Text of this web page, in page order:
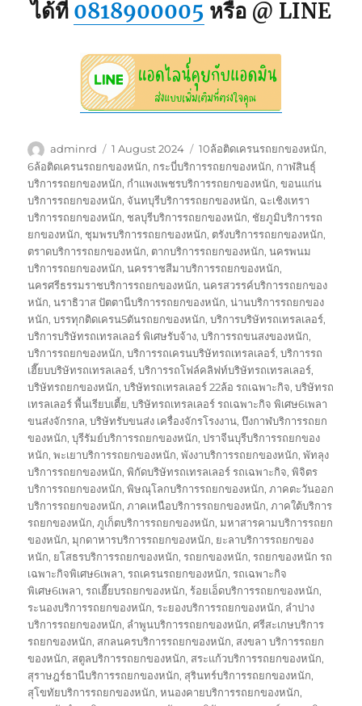
ได้ที่ 0818900005 หรือ @ LINE
Author
adminrd
Posted
on
1 August 2024 Tags
10ล้อติดเครนรถยกของหนัก,
6ล้อติดเครนรถยกของหนัก, กระบี่บริการรถยกของหนัก, กาฬสินธุ์
บริการรถยกของหนัก, กำแพงเพชรบริการรถยกของหนัก,ขอนแก่น
บริการรถยกของหนัก, จันทบุรีบริการรถยกของหนัก, ฉะเชิงเทรา
บริการรถยกของหนัก, ชลบุรีบริการรถยกของหนัก, ชัยภูมิบริการรถ
ยกของหนัก, ชุมพรบริการรถยกของหนัก, ตรังบริการรถยกของหนัก,
ตราดบริการรถยกของหนัก, ตากบริการรถยกของหนัก,นครพนม
บริการรถยกของหนัก,นครราชสีมาบริการรถยกของหนัก,
นครศรีธรรมราชบริการรถยกของหนัก,นครสวรรค์บริการรถยกของ
หนัก,นราธิวาส ปัตตานีบริการรถยกของหนัก,น่านบริการรถยกของ
หนัก,บรรทุกติดเครน5ตันรถยกของหนัก,บริการบริษัทรถเทรลเลอร์,
บริการบริษัทรถเทรลเลอร์ พิเศษรับจ้าง,บริการรถขนสงของหนัก,
บริการรถยกของหนัก,บริการรถเครนบริษัทรถเทรลเลอร์,บริการรถ
เฮี๊ยบบริษัทรถเทรลเลอร์,บริการรถโฟล์คลิฟท์บริษัทรถเทรลเลอร์,
บริษัทรถยกของหนัก,บริษัทรถเทรลเลอร์ 22ล้อ รถเฉพาะกิจ,บริษัทรถ
เทรลเลอร์ พื้นเรียบเตี้ย,บริษัทรถเทรลเลอร์ รถเฉพาะกิจ พิเศษ6เพลา
ขนส่งจักรกล,บริษัทรับขนส่ง เครื่องจักรโรงงาน,บึงกาฬบริการรถยก
ของหนัก,บุรีรัมย์บริการรถยกของหนัก,ปราจีนบุรีบริการรถยกของ
หนัก,พะเยาบริการรถยกของหนัก,พังงาบริการรถยกของหนัก,พัทลุง
บริการรถยกของหนัก,พิกัดบริษัทรถเทรลเลอร์ รถเฉพาะกิจ,พิจิตร
บริการรถยกของหนัก,พิษณุโลกบริการรถยกของหนัก,ภาคตะวันออก
บริการรถยกของหนัก,ภาคเหนือบริการรถยกของหนัก,ภาคใต้บริการ
รถยกของหนัก,ภูเก็ตบริการรถยกของหนัก,มหาสารคามบริการรถยก
ของหนัก,มุกดาหารบริการรถยกของหนัก, ยะลาบริการรถยกของ
หนัก, ยโสธรบริการรถยกของหนัก,รถยกของหนัก,รถยกของหนัก รถ
เฉพาะกิจพิเศษ6เพลา,รถเครนรถยกของหนัก,รถเฉพาะกิจ
พิเศษ6เพลา,รถเฮี๊ยบรถยกของหนัก,ร้อยเอ็ดบริการรถยกของหนัก,
ระนองบริการรถยกของหนัก,ระยองบริการรถยกของหนัก, ลำปาง
บริการรถยกของหนัก, ลำพูนบริการรถยกของหนัก,ศรีสะเกษบริการ
รถยกของหนัก, สกลนครบริการรถยกของหนัก, สงขลา บริการรถยก
ของหนัก, สตูลบริการรถยกของหนัก, สระแก้วบริการรถยกของหนัก,
สุราษฎร์ธานีบริการรถยกของหนัก, สุรินทร์บริการรถยกของหนัก,
สุโขทัยบริการรถยกของหนัก,หนองคายบริการรถยกของหนัก,